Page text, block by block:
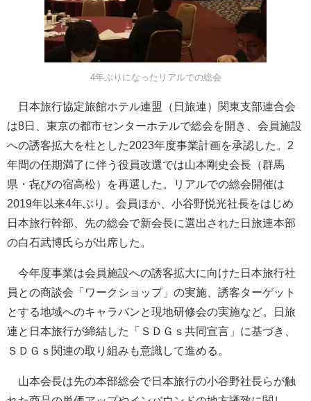
4年ぶりになったリアルでの総会
日本旅行協定旅館ホテル連盟（日旅連）関東支部連合会
は8日、東京の都市センターホテルで総会を開き、会員施設
への誘客拡大を柱とした2023年度事業計画を承認した。2
年間の任期満了に伴う役員改選では山本剛史会長（群馬
県・㐂びの宿高松）を再選した。リアルでの総会開催は
2019年以来4年ぶり。会員ほか、小谷野悦光社長をはじめ
日本旅行幹部、先の総会で新会長に選出された日旅連本部
の白石武博氏らが出席した。
今年度事業は会員施設への誘客拡大に向けた日本旅行社
員との商談会「ワークショップ」の実施、誘客ターゲット
とする地域へのキャラバンと現地研修会の実施など。日旅
連と日本旅行が締結した「ＳＤＧｓ共同宣言」に基づき、
ＳＤＧｓ関連の取り組みも意識して進める。
山本会長は先の本部総会で日本旅行の小谷野社長らが触